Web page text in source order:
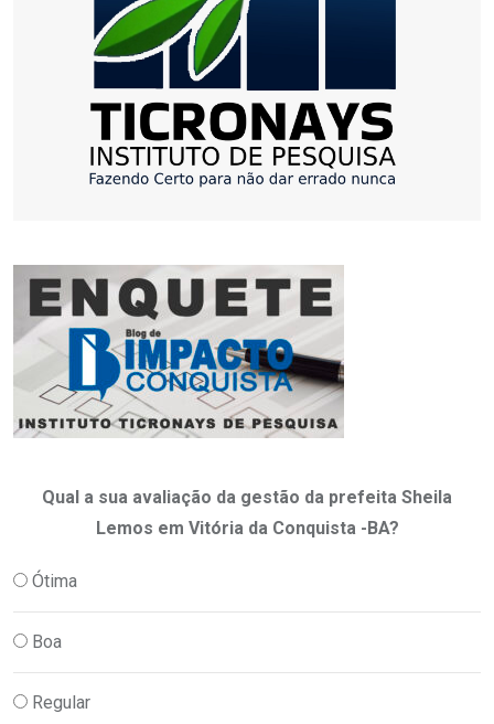
Qual a sua avaliação da gestão da prefeita Sheila
Lemos em Vitória da Conquista -BA?
Ótima
Boa
Regular